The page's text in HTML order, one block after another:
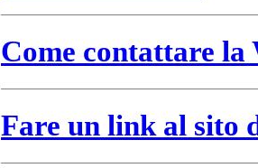
Come contattare
Fare un link al sito